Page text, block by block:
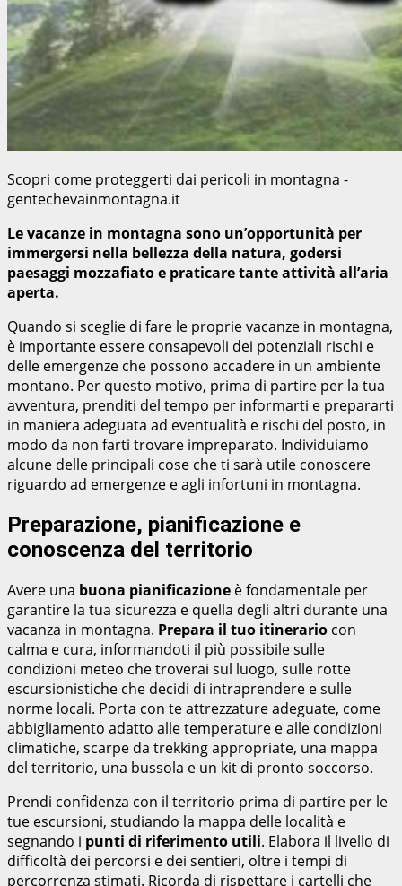
Scopri come proteggerti dai pericoli in montagna -
gentechevainmontagna.it
Le vacanze in montagna sono un’opportunità per
immergersi nella bellezza della natura, godersi
paesaggi mozzafiato e praticare tante attività all’aria
aperta.
Quando si sceglie di fare le proprie vacanze in montagna,
è importante essere consapevoli dei potenziali rischi e
delle emergenze che possono accadere in un ambiente
montano. Per questo motivo, prima di partire per la tua
avventura, prenditi del tempo per informarti e prepararti
in maniera adeguata ad eventualità e rischi del posto, in
modo da non farti trovare impreparato. Individuiamo
alcune delle principali cose che ti sarà utile conoscere
riguardo ad emergenze e agli infortuni in montagna.
Preparazione, pianificazione e
conoscenza del territorio
Avere una buona pianificazione è fondamentale per
garantire la tua sicurezza e quella degli altri durante una
vacanza in montagna. Prepara il tuo itinerario con
calma e cura, informandoti il più possibile sulle
condizioni meteo che troverai sul luogo, sulle rotte
escursionistiche che decidi di intraprendere e sulle
norme locali. Porta con te attrezzature adeguate, come
abbigliamento adatto alle temperature e alle condizioni
climatiche, scarpe da trekking appropriate, una mappa
del territorio, una bussola e un kit di pronto soccorso.
Prendi confidenza con il territorio prima di partire per le
tue escursioni, studiando la mappa delle località e
segnando i punti di riferimento utili. Elabora il livello di
difficoltà dei percorsi e dei sentieri, oltre i tempi di
percorrenza stimati. Ricorda di rispettare i cartelli che